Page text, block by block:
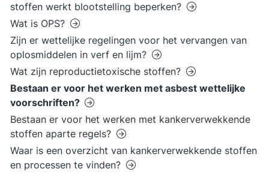
stoffen werkt blootstelling beperken?
Wat is OPS?
Zijn er wettelijke regelingen voor het vervangen van
oplosmiddelen in verf en lijm?
Wat zijn reproductietoxische stoffen?
Bestaan er voor het werken met asbest wettelijke
voorschriften?
Bestaan er voor het werken met kankerverwekkende
stoffen aparte regels?
Waar is een overzicht van kankerverwekkende stoffen
en processen te vinden?